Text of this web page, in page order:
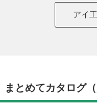
アイ
まとめてカタログ